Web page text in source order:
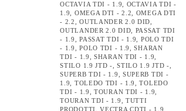
OCTAVIA TDI - 1.9
OCTAVIA TDI -
1.9
OMEGA DTI - 2.2
OMEGA DTI
- 2.2
,OUTLANDER 2.0 DID
OUTLANDER 2.0 DID
PASSAT TDI
- 1.9
,PASSAT TDI - 1.9
POLO TDI
- 1.9
,POLO TDI - 1.9 ,SHARAN
TDI - 1.9
,SHARAN TDI - 1.9
STILO 1.9 JTD - ,STILO 1.9 JTD -
SUPERB TDI - 1.9
SUPERB TDI -
1.9
TOLEDO TDI - 1.9 ,TOLEDO
TDI - 1.9
,TOURAN TDI - 1.9
TOURAN TDI - 1.9
TUTTI
PRODOTTI
,VECTRA CDTI - 1.9